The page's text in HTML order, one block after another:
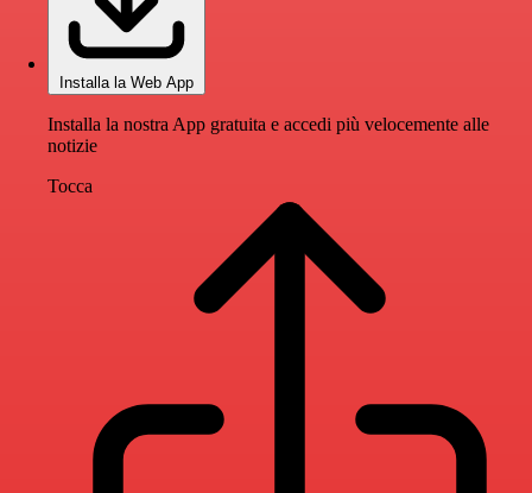
Installa la Web App
Installa la nostra App gratuita e accedi più velocemente alle
notizie
Tocca